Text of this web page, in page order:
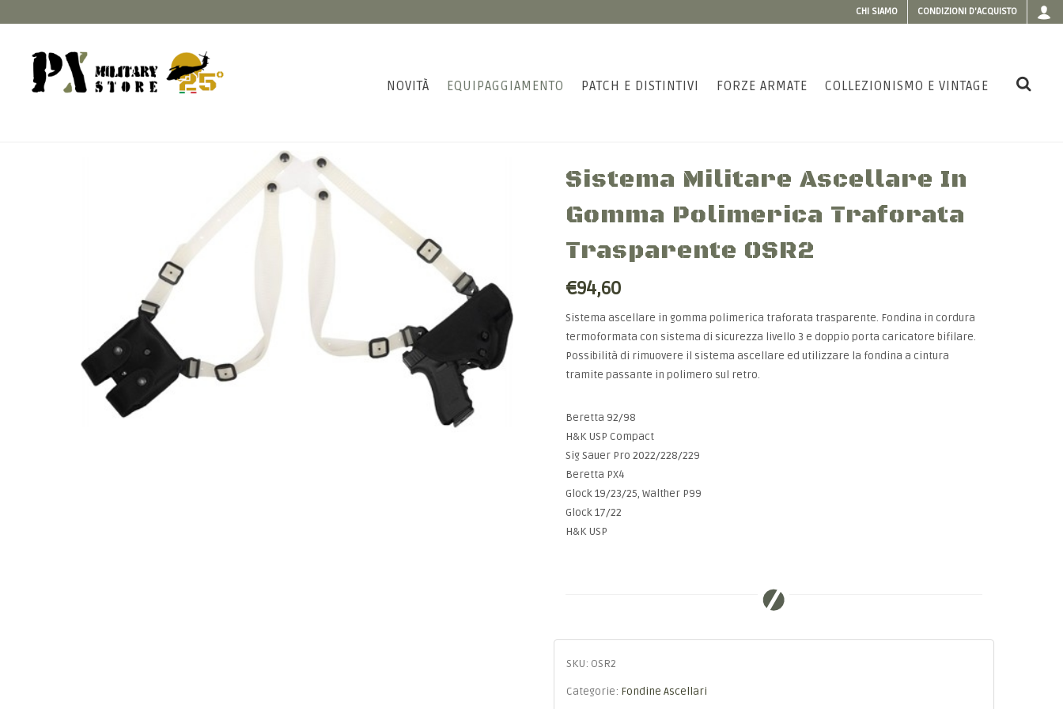
CHI SIAMO CONDIZIONI D'ACQUISTO
NOVITÀ EQUIPAGGIAMENTO PATCH E DISTINTIVI FORZE ARMATE COLLEZIONISMO E VINTAGE
Sistema Militare Ascellare In
Gomma Polimerica Traforata
Trasparente OSR2
€94,60
Sistema ascellare in gomma polimerica traforata trasparente. Fondina in cordura
termoformata con sistema di sicurezza livello 3 e doppio porta caricatore bifilare.
Possibilità di rimuovere il sistema ascellare ed utilizzare la fondina a cintura
tramite passante in polimero sul retro.
Beretta 92/98
H&K USP Compact
Sig Sauer Pro 2022/228/229
Beretta PX4
Glock 19/23/25, Walther P99
Glock 17/22
H&K USP
SKU: OSR2
Categorie: Fondine Ascellari